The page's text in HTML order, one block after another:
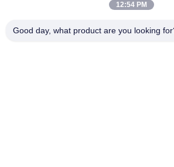
Tiere formen 3D 7cm,
12:54 PM
Good day, what product are you looking